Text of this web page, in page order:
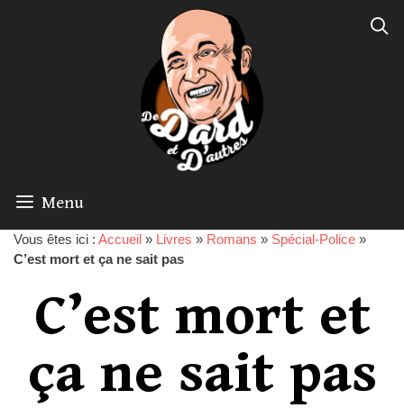
Menu
Vous êtes ici : Accueil » Livres » Romans » Spécial-Police »
C’est mort et ça ne sait pas
C’est mort et
ça ne sait pas